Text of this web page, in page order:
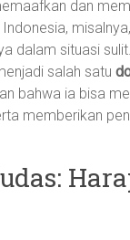
dan
dalam situasi
salah satu
bahwa ia bisa
memberikan